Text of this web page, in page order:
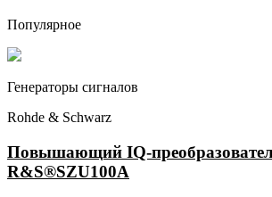
Популярное
Генераторы сигналов
Rohde & Schwarz
Повышающий IQ-
R&S®SZU100A